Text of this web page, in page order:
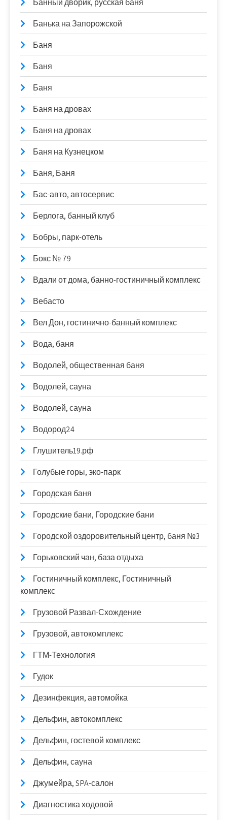
Банный дворик, русская баня
Банька на Запорожской
Баня
Баня
Баня
Баня на дровах
Баня на дровах
Баня на Кузнецком
Баня, Баня
Бас-авто, автосервис
Берлога, банный клуб
Бобры, парк-отель
Бокс № 79
Вдали от дома, банно-гостиничный комплекс
Вебасто
Вел Дон, гостинично-банный комплекс
Вода, баня
Водолей, общественная баня
Водолей, сауна
Водолей, сауна
Водород24
Глушитель19.рф
Голубые горы, эко-парк
Городская баня
Городские бани, Городские бани
Городской оздоровительный центр, баня №3
Горьковский чан, база отдыха
Гостиничный комплекс, Гостиничный
комплекс
Грузовой Развал-Схождение
Грузовой, автокомплекс
ГТМ-Технология
Гудок
Дезинфекция, автомойка
Дельфин, автокомплекс
Дельфин, гостевой комплекс
Дельфин, сауна
Джумейра, SPA-салон
Диагностика ходовой